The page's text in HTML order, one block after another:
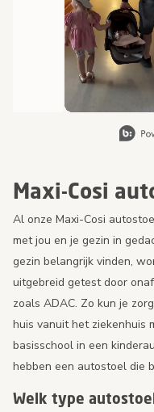
Maxi-Cosi
Al onze Maxi-Cosi
met jou en je gezin in
gezin belangrijk vinden,
uitgebreid getest door
zoals ADAC. Zo kun je
huis vanuit het ziekenhuis
basisschool in een
hebben een autostoel die
Welk type